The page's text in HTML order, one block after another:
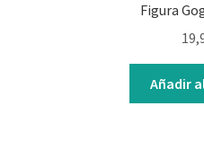
Figura
Añadir